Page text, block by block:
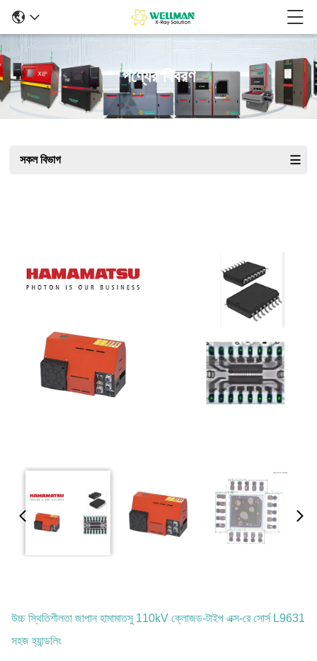
পণ্যের বিবরণ
সকল বিভাগ
উচ্চ স্থিতিশীলতা জাপান হামামাতসু 110kV ক্লোজড-টাইপ এক্স-রে সোর্স L9631
সহজ হ্যান্ডলিং